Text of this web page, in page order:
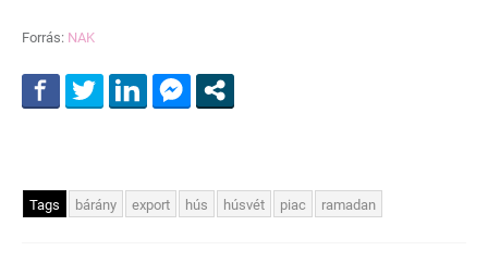
Forrás: NAK
Tags bárány export hús húsvét piac ramadan